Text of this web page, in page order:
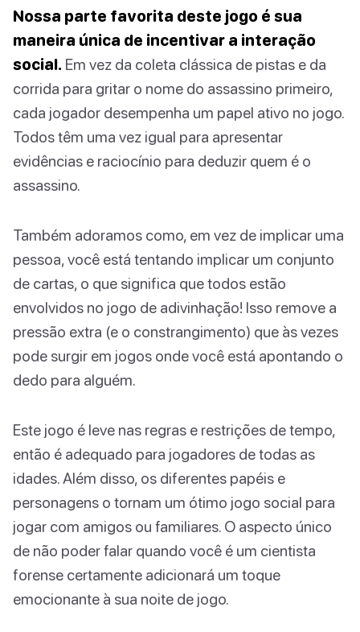
Nossa parte favorita deste jogo é sua
maneira única de incentivar a interação
social. Em vez da coleta clássica de pistas e da
corrida para gritar o nome do assassino primeiro,
cada jogador desempenha um papel ativo no jogo.
Todos têm uma vez igual para apresentar
evidências e raciocínio para deduzir quem é o
assassino.
Também adoramos como, em vez de implicar uma
pessoa, você está tentando implicar um conjunto
de cartas, o que significa que todos estão
envolvidos no jogo de adivinhação! Isso remove a
pressão extra (e o constrangimento) que às vezes
pode surgir em jogos onde você está apontando o
dedo para alguém.
Este jogo é leve nas regras e restrições de tempo,
então é adequado para jogadores de todas as
idades. Além disso, os diferentes papéis e
personagens o tornam um ótimo jogo social para
jogar com amigos ou familiares. O aspecto único
de não poder falar quando você é um cientista
forense certamente adicionará um toque
emocionante à sua noite de jogo.